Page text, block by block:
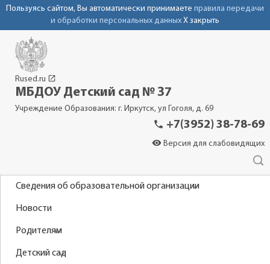
Пользуясь сайтом, Вы автоматически принимаете правила передачи
и обработки персональных данных X закрыть
Rused.ru launch
МБДОУ Детский сад № 37
Учреждение Образования: г. Иркутск, ул Гоголя, д. 69
phone +7(3952) 38-78-69
visibility Версия для слабовидящих
Сведения об образовательной организации
Новости
Родителям
Детский сад